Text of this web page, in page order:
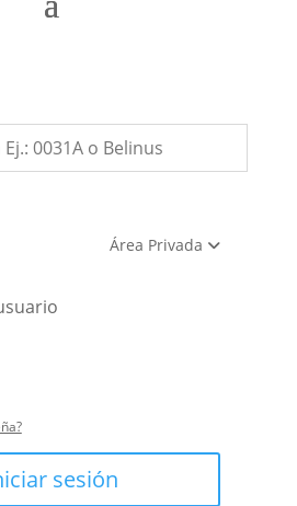
Área Privada
sesión